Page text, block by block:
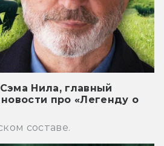
Нила, главный
про «Легенду о
составе.